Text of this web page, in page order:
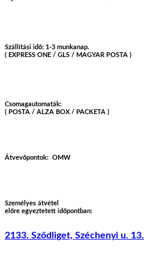
Szállítási idő: 1-3 munkanap.
( EXPRESS ONE / GLS / MAGYAR POSTA )
Csomagautomaták:
( POSTA / ALZA BOX / PACKETA )
Átvevőpontok: OMW
Személyes átvétel
előre egyeztetett időpontban:
2133. Sződliget, Széchenyi u. 13.